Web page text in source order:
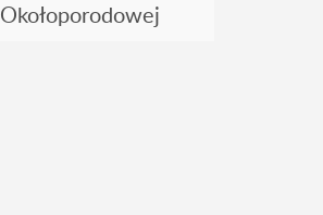
Okołoporodowej